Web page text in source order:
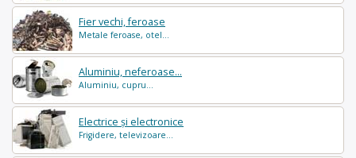
Fier vechi, feroase
Metale feroase, otel...
Aluminiu, neferoase...
Aluminiu, cupru...
Electrice și electronice
Frigidere, televizoare...